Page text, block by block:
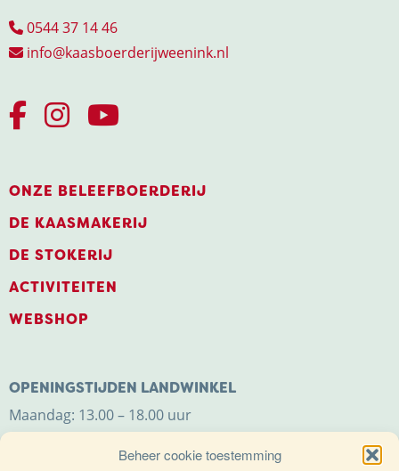
Beheer cookie toestemming
0544 37 14 46
info@kaasboerderijweenink.nl
ONZE BELEEFBOERDERIJ
DE KAASMAKERIJ
DE STOKERIJ
ACTIVITEITEN
WEBSHOP
OPENINGSTIJDEN LANDWINKEL
Maandag: 13.00 – 18.00 uur
Zondag: 11.00 – 18.00 uur